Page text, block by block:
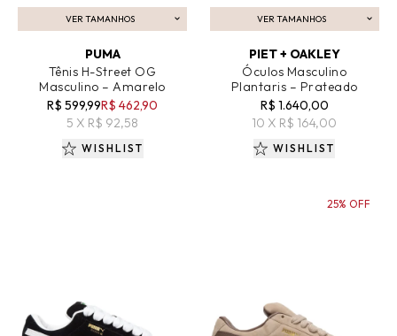
VER TAMANHOS
ADICIONAR AO CARRINHO
PUMA
Tênis H-Street OG
Masculino – Amarelo
R$ 599,99R$ 462,90
5 X R$ 92,58
WISHLIST
VER TAMANHOS
ADICIONAR AO CARRINHO
PIET + OAKLEY
Óculos Masculino
Plantaris – Prateado
R$ 1.640,00
10 X R$ 164,00
WISHLIST
25% OFF